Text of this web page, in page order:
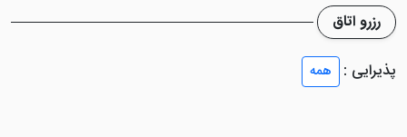
شده تا افراد اقامت دلنشین و خوبی داشته باشند. امکانات
موجود در اتاق نظیر: تخت‌های استاندارد، حمام، سیستم
تهویه ی مطبوع و... می باشد.
رزرو اتاق
پذیرایی :
همه